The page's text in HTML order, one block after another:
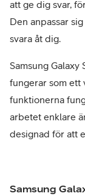
att ge dig svar,
Den anpassar
svara åt dig.
Samsung
fungerar som ett
funktionerna
arbetet enklare
designad för att
Samsung